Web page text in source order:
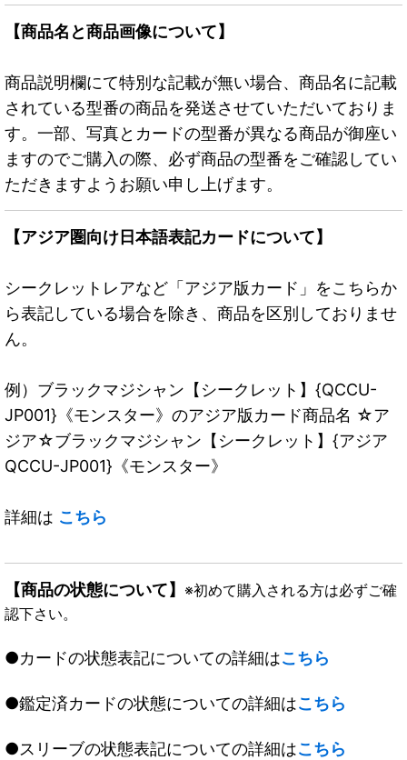
【商品名と商品画像について】
商品説明欄にて特別な記載が無い場合、商品名に記載
されている型番の商品を発送させていただいておりま
す。一部、写真とカードの型番が異なる商品が御座い
ますのでご購入の際、必ず商品の型番をご確認してい
ただきますようお願い申し上げます。
【アジア圏向け日本語表記カードについて】
シークレットレアなど「アジア版カード」をこちらか
ら表記している場合を除き、商品を区別しておりませ
ん。
例）ブラックマジシャン【シークレット】{QCCU-
JP001}《モンスター》のアジア版カード商品名 ☆ア
ジア☆ブラックマジシャン【シークレット】{アジア
QCCU-JP001}《モンスター》
詳細は こちら
【商品の状態について】 ※初めて購入される方は必ずご確
認下さい。
●カードの状態表記についての詳細はこちら
●鑑定済カードの状態についての詳細はこちら
●スリーブの状態表記についての詳細はこちら